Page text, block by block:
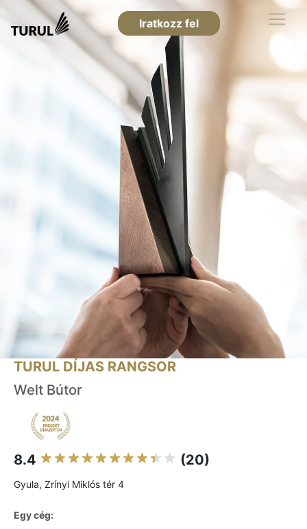
Iratkozz fel
TURUL DÍJAS RANGSOR
Welt Bútor
8.4 (20)
Gyula, Zrínyi Miklós tér 4
Egy cég: